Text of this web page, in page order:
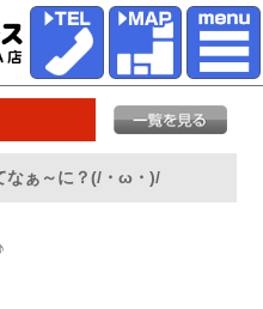
なぁ～に？(/・ω・)/